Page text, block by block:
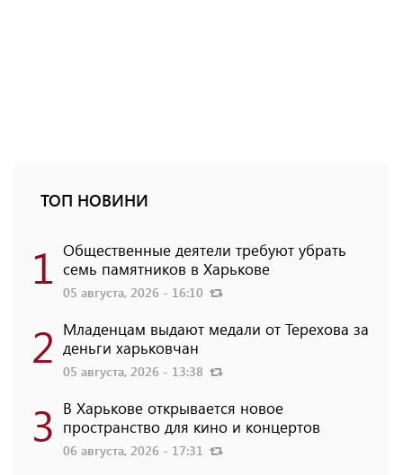
ТОП НОВИНИ
1 Общественные деятели требуют убрать
семь памятников в Харькове
05 августа, 2026 - 16:10
2 Младенцам выдают медали от Терехова за
деньги харьковчан
05 августа, 2026 - 13:38
3 В Харькове открывается новое
пространство для кино и концертов
06 августа, 2026 - 17:31